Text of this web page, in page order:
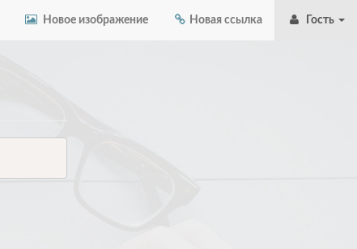
Новое изображение Новая ссылка Гость